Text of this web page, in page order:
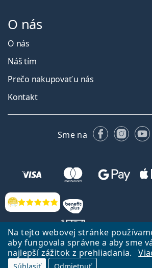
Na tejto webovej stránke
aby fungovala správne a aby sme
najlepší zážitok z prehliadania.
Hodnotenia
O nás
O nás
Náš tím
Prečo nakupovať u nás
Kontakt
Sme na Facebooku
Späť na Úvodnu stránku